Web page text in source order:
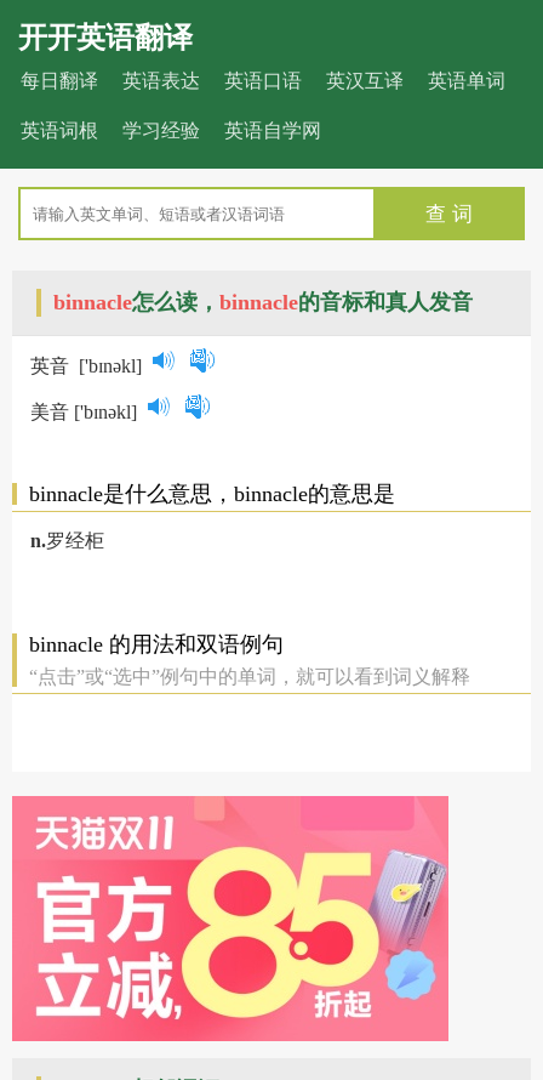
开开英语翻译
每日翻译 英语表达 英语口语 英汉互译 英语单词
英语词根 学习经验 英语自学网
查 词
binnacle怎么读， binnacle的音标和真人发音
英音 ['bɪnəkl]
美音 ['bɪnəkl]
binnacle是什么意思，binnacle的意思是
n.罗经柜
binnacle 的用法和双语例句
“点击”或“选中”例句中的单词，就可以看到词义解释